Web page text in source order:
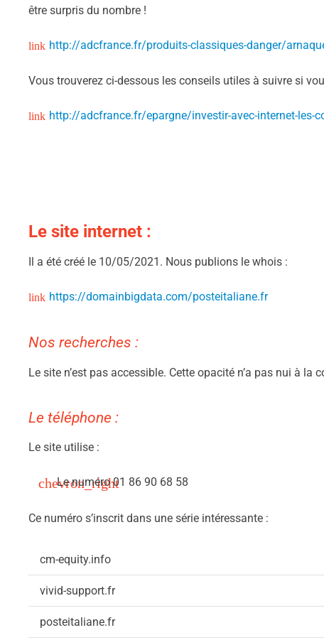
être surpris du nombre !
http://adcfrance.fr/produits-classiques-danger/
Vous trouverez ci-dessous les conseils utiles à suivre si
http://adcfrance.fr/epargne/investir-avec-internet-les-
Le site internet :
Il a été créé le 10/05/2021. Nous publions le whois :
https://domainbigdata.com/posteitaliane.fr
Nos recherches :
Le site n’est pas accessible. Cette opacité n’a pas nui à
Le téléphone :
Le site utilise :
Le numéro 01 86 90 68 58
Ce numéro s’inscrit dans une série intéressante :
cm-equity.info
vivid-support.fr
posteitaliane.fr